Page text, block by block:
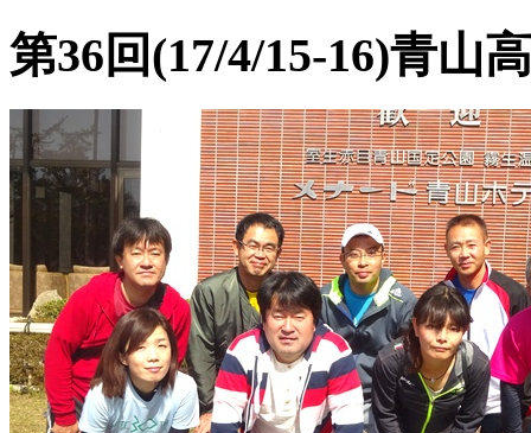
第36回(17/4/15-16)青山